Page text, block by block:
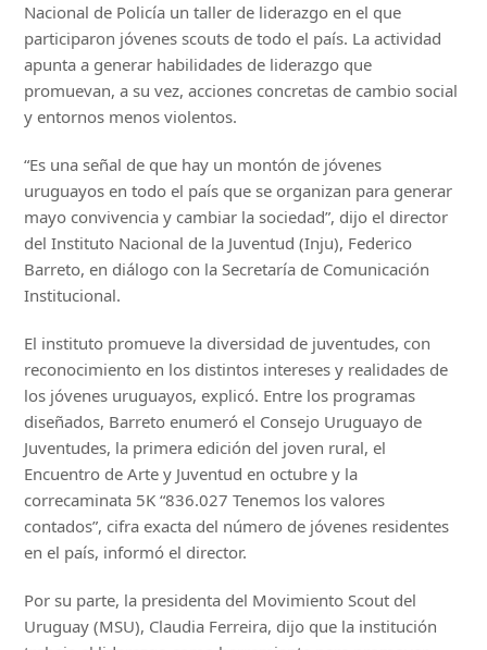
Nacional de Policía un taller de liderazgo en el que
participaron jóvenes scouts de todo el país. La actividad
apunta a generar habilidades de liderazgo que
promuevan, a su vez, acciones concretas de cambio social
y entornos menos violentos.
“Es una señal de que hay un montón de jóvenes
uruguayos en todo el país que se organizan para generar
mayo convivencia y cambiar la sociedad”, dijo el director
del Instituto Nacional de la Juventud (Inju), Federico
Barreto, en diálogo con la Secretaría de Comunicación
Institucional.
El instituto promueve la diversidad de juventudes, con
reconocimiento en los distintos intereses y realidades de
los jóvenes uruguayos, explicó. Entre los programas
diseñados, Barreto enumeró el Consejo Uruguayo de
Juventudes, la primera edición del joven rural, el
Encuentro de Arte y Juventud en octubre y la
correcaminata 5K “836.027 Tenemos los valores
contados”, cifra exacta del número de jóvenes residentes
en el país, informó el director.
Por su parte, la presidenta del Movimiento Scout del
Uruguay (MSU), Claudia Ferreira, dijo que la institución